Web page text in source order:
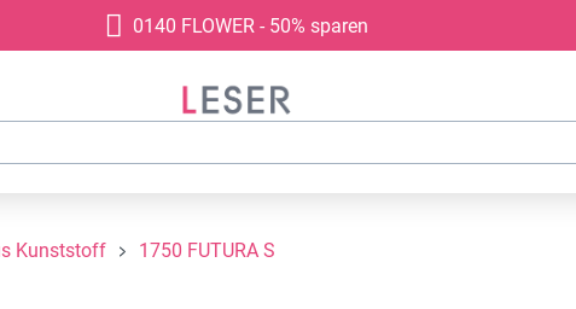
0140 FLOWER - 50% sparen
Kunststoff 1750 FUTURA S